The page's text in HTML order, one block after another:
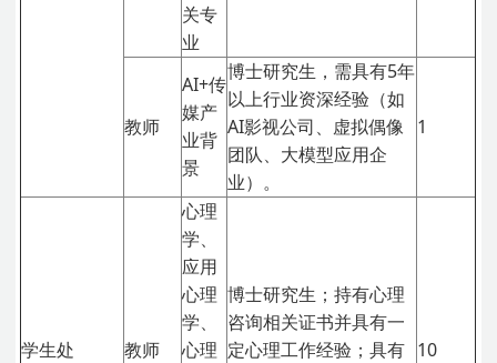
关专
业
教师
AI+传
媒产
业背
景
博士研究生，需具有5年
以上行业资深经验（如
AI影视公司、虚拟偶像
团队、大模型应用企
业）。
1
学生处 教师
心理
学、
应用
心理
学、
心理
博士研究生；持有心理
咨询相关证书并具有一
定心理工作经验；具有 10